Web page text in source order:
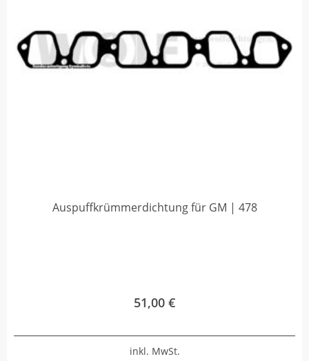
Auspuffkrümmerdichtung für GM | 478
51,00 €
inkl. MwSt.